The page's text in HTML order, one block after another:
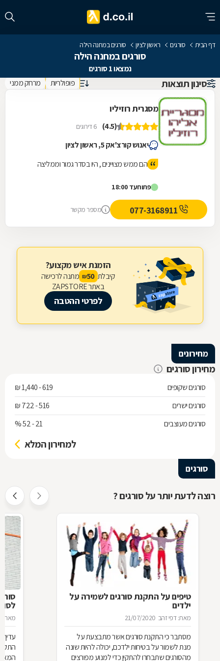
דף הבית סורגים ראשון לציון סורגים במחנה הילה
סורגים במחנה הילה
נמצאו 1 סורגים
סינון תוצאות פופולריות מרחק ממני
מסגרית רוזיליו
(4.5) 6 דירוגים
יאנוש קורצ'אק 5, ראשון לציון
הם ממש מצויינים , היו בסדר גמור וממליצה
פתוחעד 18:00
מספר מקשר
הזמנת איש מקצוע?
קיבלת 50
₪ מתנה לרכישה
באתר ZAPSTORE
לפרטי ההטבה
מחירונים
מחירון סורגים
סורגים שקופים
619 - 1,440 ₪
סורגים ישרים
516 - 722 ₪
סורגים מעוצבים
21 - 52 %
למחירון המלא
סורגים
רוצה לדעת יותר על סורגים ?
טיפים על התקנת סורגים לשמירה על
ילדים
מאת: דפי זהב 21/07/2020
מסתבר כי התקנת סורגים אשר מתבצעת על
מנת לשמור על בטיחות ילדכם, יכולה להיות שונה
מהסורגים שתבחרו להתקין כדי למנוע מפורצים
מאת: